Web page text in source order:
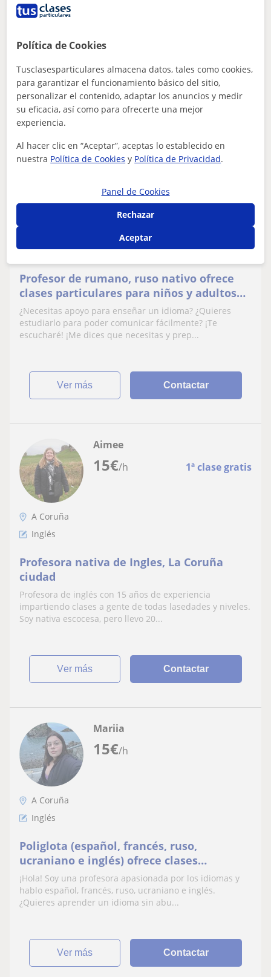
bachillerato y selectividad.
primaria y bachillerato, abogando por una enseñanza
más conversacional y adaptada a l...
ver más Contactar
Irina
Rumano
Profesor de rumano, ruso nativo ofrece
clases particulares para niños y adultos
en Santiago de Compostela o en línea.
¿Necesitas apoyo para enseñar un idioma? ¿Quieres
estudiarlo para poder comunicar fácilmente? ¡Te
escucharé! ¡Me dices que necesitas y prep...
ver más Contactar
15€/h 1ª clase gratis
Aimee
A Coruña
Inglés
Profesora nativa de Ingles, La Coruña
ciudad
Profesora de inglés con 15 años de experiencia
impartiendo clases a gente de todas lasedades y niveles.
Soy nativa escocesa, pero llevo 20...
ver más Contactar
15€/h
Mariia
A Coruña
Inglés
Poliglota (español, francés, ruso,
ucraniano e inglés) ofrece clases
particulares dinámicas para todas las
edades en Coruña
¡Hola! Soy una profesora apasionada por los idiomas y
hablo español, francés, ruso, ucraniano e inglés.
¿Quieres aprender un idioma sin abu...
ver más Contactar
Política de Cookies
Tusclasesparticulares almacena datos, tales como cookies,
para garantizar el funcionamiento básico del sitio,
personalizar el contenido, adaptar los anuncios y medir
su eficacia, así como para ofrecerte una mejor
experiencia.
Al hacer clic en “Aceptar”, aceptas lo establecido en
nuestra Política de Cookies y Política de Privacidad.
Panel de Cookies
Rechazar
Aceptar